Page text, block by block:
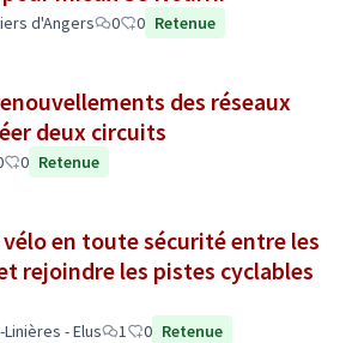
d'Angers 0 0 Retenue
des réseaux
deux circuits
0 Retenue
vélo en toute sécurité entre les
rejoindre les pistes cyclables
- Elus 1 0 Retenue